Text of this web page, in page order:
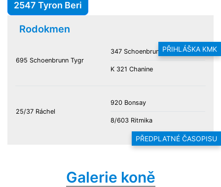
PŘIHLÁŠKA KMK
PŘEDPLATNÉ ČASOPISU
2547 Tyron Beri
Rodokmen
695 Schoenbrunn Tygr
347 Schoenbrunn Tyke
K 321 Chanine
25/37 Ráchel
920 Bonsay
8/603 Ritmika
Galerie koně